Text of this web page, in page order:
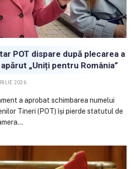
POT dispare după plecarea a
„Uniți pentru România”
2026
a aprobat schimbarea numelui
Tineri (POT) își pierde statutul de